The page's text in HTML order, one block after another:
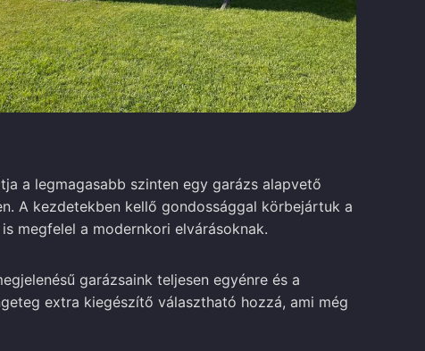
a legmagasabb szinten egy garázs alapvető
A kezdetekben kellő gondossággal körbejártuk a
megfelel a modernkori elvárásoknak.
garázsaink teljesen egyénre és a
extra kiegészítő választható hozzá, ami még